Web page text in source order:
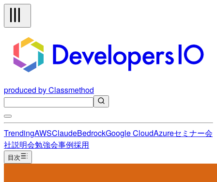
produced by Classmethod
TrendingAWSClaudeBedrockGoogle CloudAzureセミナー会
社説明会勉強会事例採用
目次